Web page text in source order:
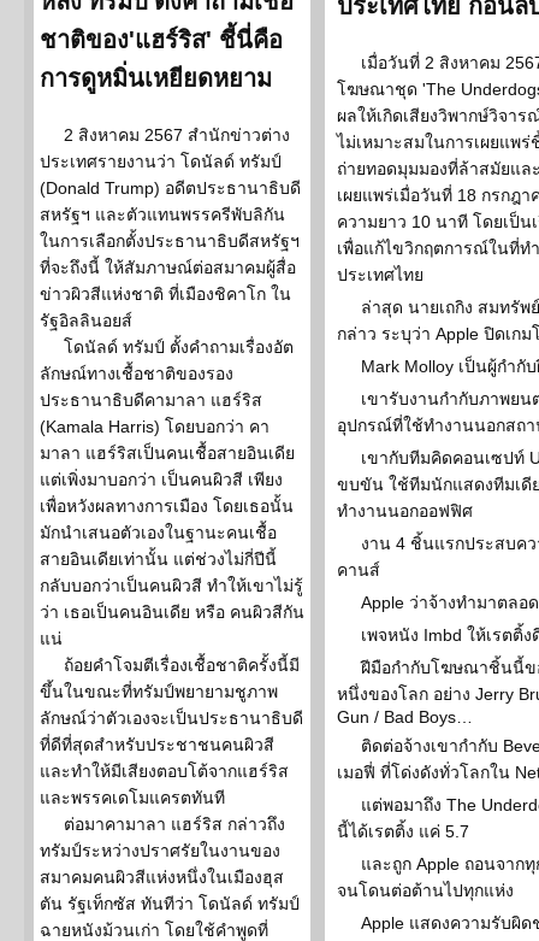
ชาติของ'แฮร์ริส' ชี้นี่คือ
การดูหมิ่นเหยียดหยาม
2 สิงหาคม 2567 สำนักข่าวต่าง
ประเทศรายงานว่า โดนัลด์ ทรัมป์
(Donald Trump) อดีตประธานาธิบดี
สหรัฐฯ และตัวแทนพรรครีพับลิกัน
ในการเลือกตั้งประธานาธิบดีสหรัฐฯ
ที่จะถึงนี้ ให้สัมภาษณ์ต่อสมาคมผู้สื่อ
ข่าวผิวสีแห่งชาติ ที่เมืองชิคาโก ใน
รัฐอิลลินอยส์
โดนัลด์ ทรัมป์ ตั้งคำถามเรื่องอัต
ลักษณ์ทางเชื้อชาติของรอง
ประธานาธิบดีคามาลา แฮร์ริส
(Kamala Harris) โดยบอกว่า คา
มาลา แฮร์ริสเป็นคนเชื้อสายอินเดีย
แต่เพิ่งมาบอกว่า เป็นคนผิวสี เพียง
เพื่อหวังผลทางการเมือง โดยเธอนั้น
มักนำเสนอตัวเองในฐานะคนเชื้อ
สายอินเดียเท่านั้น แต่ช่วงไม่กี่ปีนี้
กลับบอกว่าเป็นคนผิวสี ทำให้เขาไม่รู้
ว่า เธอเป็นคนอินเดีย หรือ คนผิวสีกัน
แน่
ถ้อยคำโจมตีเรื่องเชื้อชาติครั้งนี้มี
ขึ้นในขณะที่ทรัมป์พยายามชูภาพ
ลักษณ์ว่าตัวเองจะเป็นประธานาธิบดี
ที่ดีที่สุดสำหรับประชาชนคนผิวสี
และทำให้มีเสียงตอบโต้จากแฮร์ริส
และพรรคเดโมแครตทันที
ต่อมาคามาลา แฮร์ริส กล่าวถึง
ทรัมป์ระหว่างปราศรัยในงานของ
สมาคมคนผิวสีแห่งหนึ่งในเมืองฮุส
ตัน รัฐเท็กซัส ทันทีว่า โดนัลด์ ทรัมป์
ฉายหนังม้วนเก่า โดยใช้คำพูดที่
ประเทศไทย ก่อนล
เมื่อวันที่ 2 สิงหาคม
โฆษณาชุด 'The
ผลให้เกิดเสียงวิพากษ์วิจา
ไม่เหมาะสมในการเผยแพ
ถ่ายทอดมุมมองที่ล้าสมัยแล
เผยแพร่เมื่อวันที่ 18 กรกฎ
ความยาว 10 นาที โดยเป็น
เพื่อแก้ไขวิกฤตการณ์ในที่ท
ประเทศไทย
ล่าสุด นายเถกิง สมทรั
กล่าว ระบุว่า Apple ปิดเก
Mark Molloy เป็นผู้กำกั
เขารับงานกำกับภาพย
อุปกรณ์ที่ใช้ทำงานนอกสถ
เขากับทีมคิดคอนเซปท์
ขบขัน ใช้ทีมนักแสดงทีมเดี
ทำงานนอกออฟฟิศ
งาน 4 ชิ้นแรกประสบคว
คานส์
Apple ว่าจ้างทำมาตลอ
เพจหนัง Imbd ให้เรตติ้ง
ฝีมือกำกับโฆษณาชิ้นนี้ข
หนึ่งของโลก อย่าง Jerry
Gun / Bad Boys…
ติดต่อจ้างเขากำกับ
เมอฟี่ ที่โด่งดังทั่วโลกใน
แต่พอมาถึง The
นี้ได้เรตติ้ง แค่ 5.7
และถูก Apple ถอนจาก
จนโดนต่อต้านไปทุกแห่ง
Apple แสดงความรับผิด